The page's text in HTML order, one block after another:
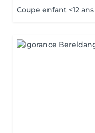
Coupe enfant <12 ans